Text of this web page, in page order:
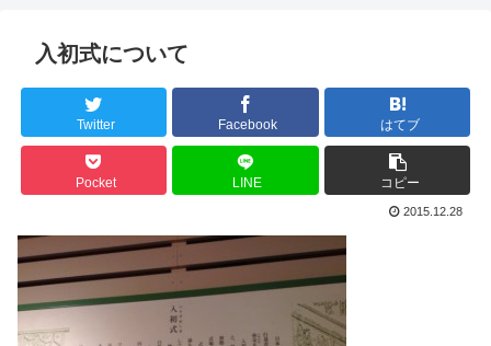
入初式について
Twitter Facebook はてブ
Pocket LINE コピー
2015.12.28